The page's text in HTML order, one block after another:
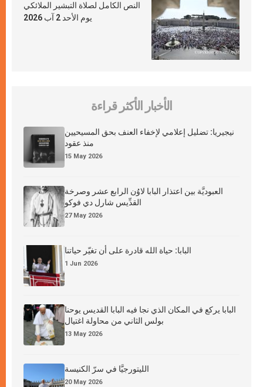
النص الكامل لصلاة التبشير الملائكي
يوم الأحد 2 آب 2026
الأخبار الأكثر قراءة
نيجيريا: تضليل إعلامي لإخفاء العنف بحق المسيحيين
منذ عقود
15 May 2026
العبوديَّة بين اعتذار البابا لاوُن الرابع عشر وصرخة
القدِّيس شارل دي فوكو
27 May 2026
البابا: حياة الله قادرة على أن تغيّر حياتنا
1 Jun 2026
البابا يركع في المكان الذي نجا فيه البابا القديس يوحنا
بولس الثاني من محاولة اغتيال
13 May 2026
الليتورجيَّا في سرّ الكنيسة
20 May 2026